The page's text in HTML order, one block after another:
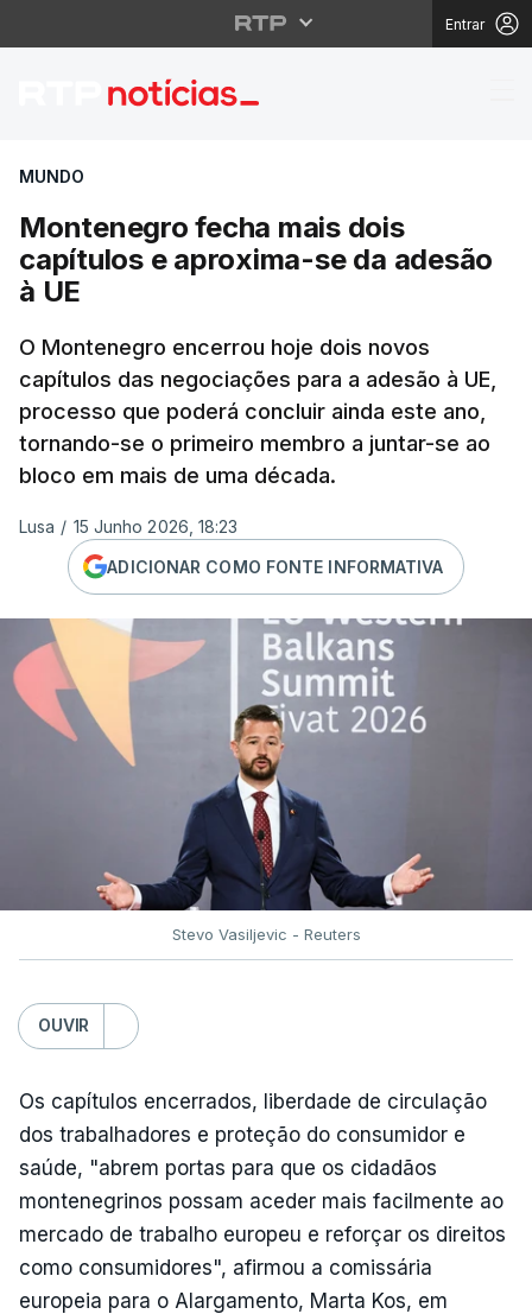
Entrar
Montenegro fecha
MUNDO
Montenegro fecha mais dois
capítulos e aproxima-se da adesão
à UE
O Montenegro encerrou hoje dois novos
capítulos das negociações para a adesão à UE,
processo que poderá concluir ainda este ano,
tornando-se o primeiro membro a juntar-se ao
bloco em mais de uma década.
Lusa / 15 Junho 2026, 18:23
ADICIONAR COMO FONTE INFORMATIVA
Stevo Vasiljevic - Reuters
OUVIR
Os capítulos encerrados, liberdade de circulação
dos trabalhadores e proteção do consumidor e
saúde, "abrem portas para que os cidadãos
montenegrinos possam aceder mais facilmente ao
mercado de trabalho europeu e reforçar os direitos
como consumidores", afirmou a comissária
europeia para o Alargamento, Marta Kos, em